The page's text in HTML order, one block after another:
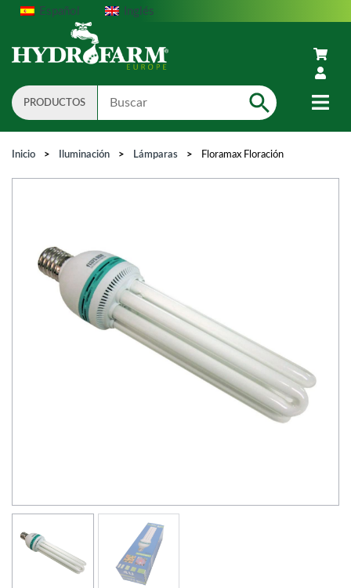
Español Inglés
Search
PRODUCTOS
Inicio > Iluminación > Lámparas > Floramax Floración